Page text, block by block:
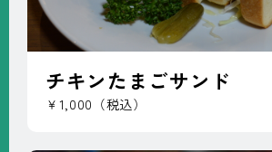
チキンたまごサンド
￥1,000（税込）